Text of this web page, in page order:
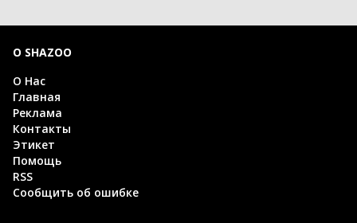
О SHAZOO
О Нас
Главная
Реклама
Контакты
Этикет
Помощь
RSS
Сообщить об ошибке